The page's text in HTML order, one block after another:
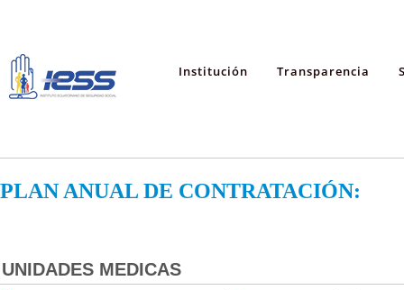
Institución Transparencia
PLAN ANUAL DE CONTRATACIÓN:
UNIDADES MEDICAS